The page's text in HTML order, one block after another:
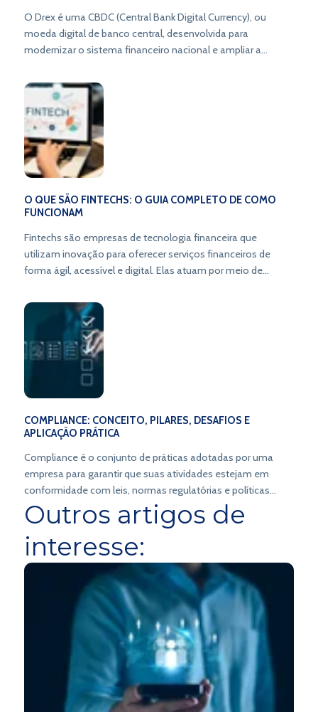
O Drex é uma CBDC (Central Bank Digital Currency), ou
moeda digital de banco central, desenvolvida para
modernizar o sistema financeiro nacional e ampliar a
O QUE SÃO FINTECHS: O GUIA COMPLETO DE COMO
FUNCIONAM
Fintechs são empresas de tecnologia financeira que
utilizam inovação para oferecer serviços financeiros de
forma ágil, acessível e digital. Elas atuam por meio de
transformando a forma de lidar com o dinheiro.
COMPLIANCE: CONCEITO, PILARES, DESAFIOS E
APLICAÇÃO PRÁTICA
Compliance é o conjunto de práticas adotadas por uma
empresa para garantir que suas atividades estejam em
conformidade com leis, normas regulatórias e políticas
internas.
Outros artigos de
interesse: